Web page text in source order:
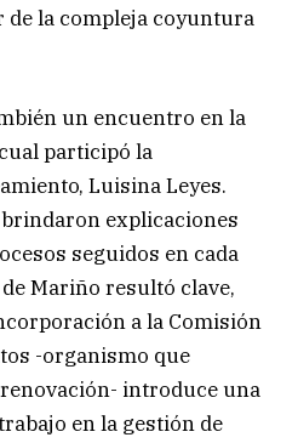
de la compleja coyuntura
un encuentro en la
participó la
Luisina Leyes.
explicaciones
seguidos en cada
Mariño resultó clave,
a la Comisión
-organismo que
introduce una
en la gestión de